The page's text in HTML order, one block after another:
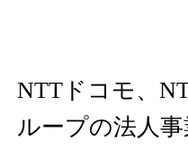
NTTドコモ、
ループの法人